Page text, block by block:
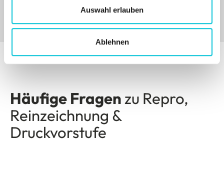
Auswahl erlauben
Ablehnen
Häufige Fragenzu Repro,
Reinzeichnung &
Druckvorstufe